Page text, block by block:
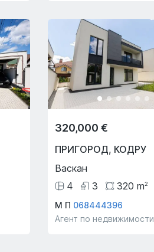
320,000 €
ПРИГОРОД, КОДРУ
Васкан
4
3 320 m2
М П 068444396
Агент по недвижимости